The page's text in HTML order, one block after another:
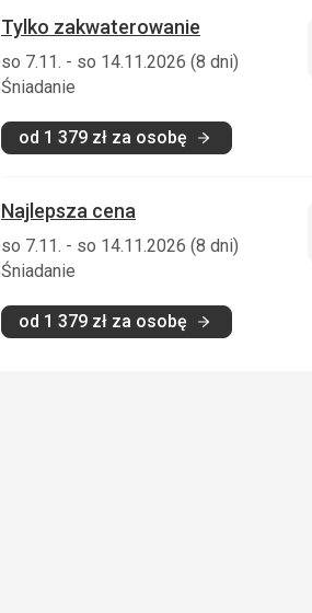
Tylko zakwaterowanie
so 7.11. - so 14.11.2026 (8 dni)
Śniadanie
od 1 379 zł za osobę
Najlepsza cena
so 7.11. - so 14.11.2026 (8 dni)
Śniadanie
od 1 379 zł za osobę